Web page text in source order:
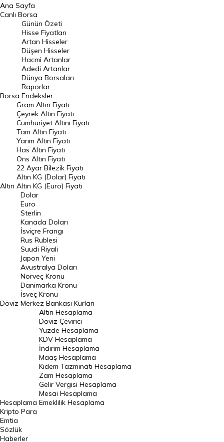
BIST 100 Hisseleri
En Çok Artan Hisseler
En Çok Düşen Hisseler
Hacmi Artanlar
Geçmiş Kapanışlar
Dünya Borsaları
Raporlar
Endeksler
DÖVİZ
Döviz Kuru
Dolar Kuru
Euro Kuru
Pound Kuru
Frank Kuru
Riyal Kuru
Avustralya Doları
Danimarka Kronu Kuru
Kanada Doları Kuru
Norveç Kronu Kuru
İsveç Kronu Kuru
Japon Yeni Kuru
Serbest Piyasa Döviz Kurları
Merkez Bankası Döviz Kurları
Altın Fiyatları
Gram Altın Fiyatı
Çeyrek Altın Fiyatı
Ana Sayfa
Canlı Borsa
Borsa
Günün Özeti
Hisse Fiyatları
Artan Hisseler
Düşen Hisseler
Hacmi Artanlar
Adedi Artanlar
Dünya Borsaları
Raporlar
Endeksler
Altın
Gram Altın Fiyatı
Çeyrek Altın Fiyatı
Cumhuriyet Altını Fiyatı
Tam Altın Fiyatı
Yarım Altın Fiyatı
Has Altın Fiyatı
Ons Altın Fiyatı
22 Ayar Bilezik Fiyatı
Altın KG (Dolar) Fiyatı
Altın KG (Euro) Fiyatı
Döviz
Dolar
Euro
Sterlin
Kanada Doları
İsviçre Frangı
Rus Rublesi
Suudi Riyali
Japon Yeni
Avustralya Doları
Norveç Kronu
Danimarka Kronu
İsveç Kronu
Merkez Bankası Kurlari
Hesaplama
Altın Hesaplama
Döviz Çevirici
Yüzde Hesaplama
KDV Hesaplama
İndirim Hesaplama
Maaş Hesaplama
Kıdem Tazminatı Hesaplama
Zam Hesaplama
Gelir Vergisi Hesaplama
Mesai Hesaplama
Emeklilik Hesaplama
Kripto Para
Emtia
Sözlük
Haberler